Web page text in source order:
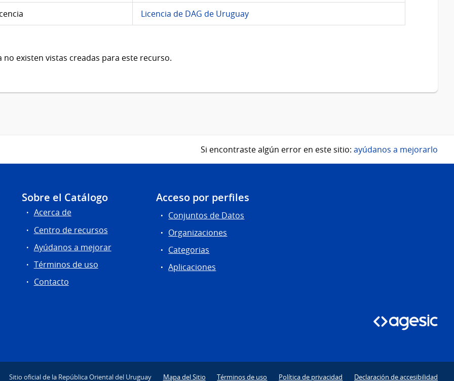
Licencia de DAG de Uruguay
no existen vistas creadas para este recurso.
Si encontraste algún error en este sitio: ayúdanos a mejorarlo
Sobre el Catálogo
Acerca de
Centro de recursos
Ayúdanos a mejorar
Términos de uso
Contacto
Acceso por perfiles
Conjuntos de Datos
Organizaciones
Categorias
Aplicaciones
Sitio oficial de la República Oriental del Uruguay Mapa del Sitio Términos de uso Política de privacidad Declaración de accesibilidad